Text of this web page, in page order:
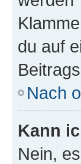
du auf
Nach
Kann
Nein,